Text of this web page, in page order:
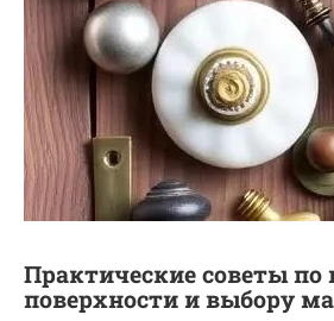
Практические советы по
поверхности и выбору